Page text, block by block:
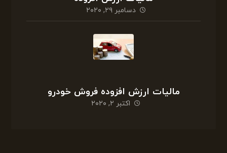
دسامبر ۲۹, ۲۰۲۰
مالیات ارزش افزوده فروش خودرو
اکتبر ۲, ۲۰۲۰